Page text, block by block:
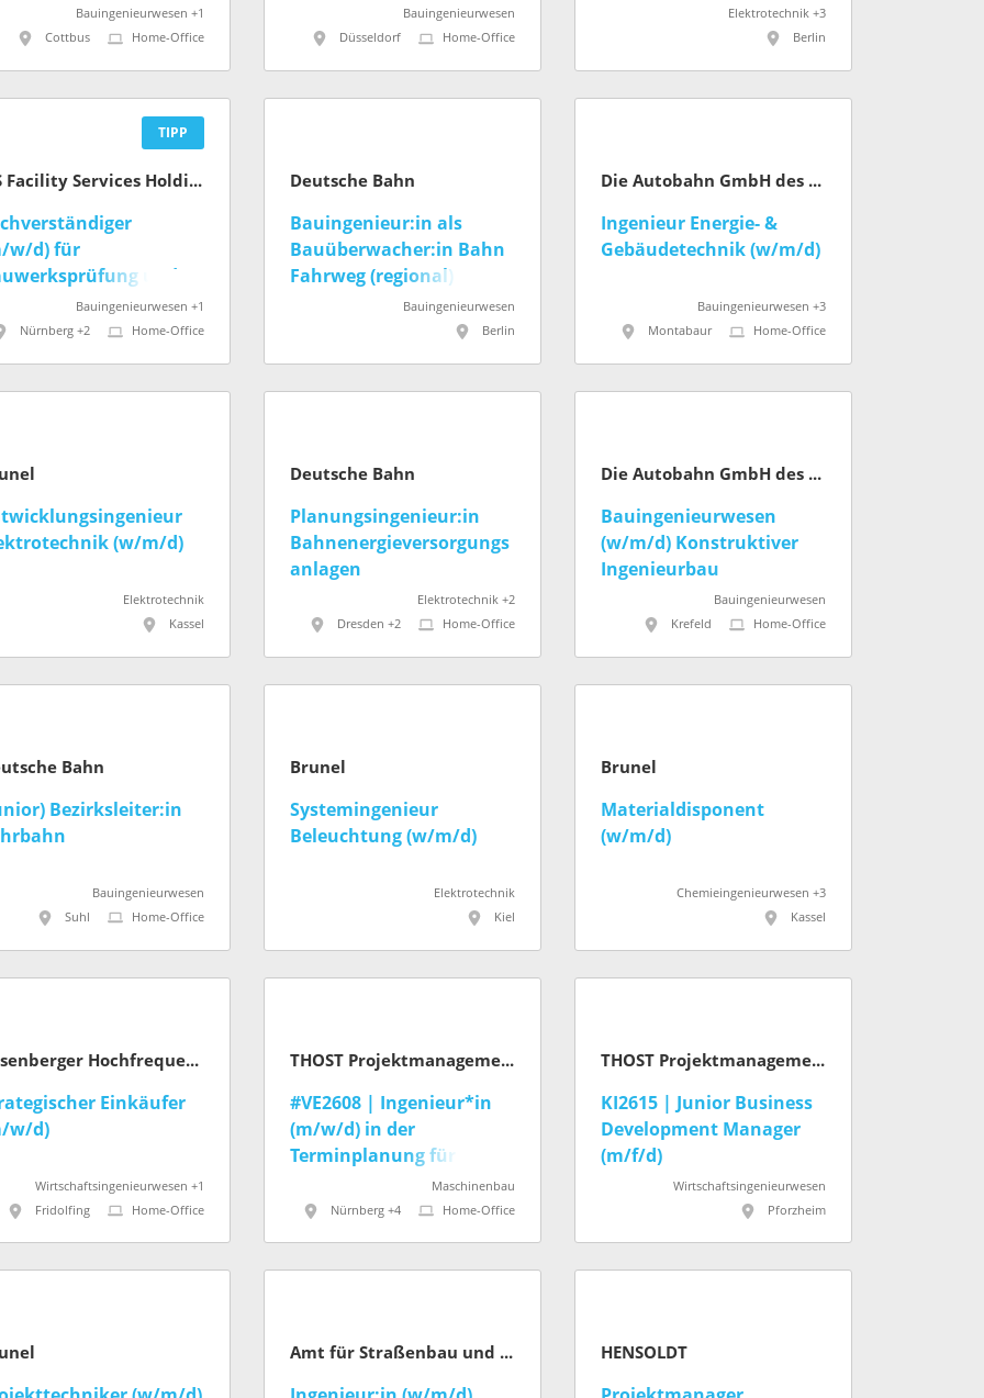
Bauingenieurwesen +1
Cottbus
Home-Office
und Ingenieurbauwerke,
Straßenbetrieb, Statistik
Bauingenieurwesen
Düsseldorf
Home-Office
Elektrotechnik für
Kultur­bauten des Bundes
Elektrotechnik +3
Berlin
TIPP
ISS Facility Services Holding GmbH
w/d) für
und -
Bauingenieurwesen +1
Nürnberg +2
Home-Office
Deutsche Bahn
Bauingenieur:in als
Bauüberwacher:in Bahn
Fahrweg (regional)
Bauingenieurwesen
Berlin
Die Autobahn GmbH des Bundes
Ingenieur Energie- &
Gebäudetechnik (w/m/d)
Bauingenieurwesen +3
Montabaur
Home-Office
(w/m/d)
Elektrotechnik
Kassel
Deutsche Bahn
Planungsingenieur:in
Bahnenergieversorgungs
anlagen
Elektrotechnik +2
Dresden +2
Home-Office
Die Autobahn GmbH des Bundes
Bauingenieurwesen
(w/m/d) Konstruktiver
Ingenieurbau
Bauingenieurwesen
Krefeld
Home-Office
Bahn
Bezirksleiter:in
Bauingenieurwesen
Suhl
Home-Office
Brunel
Systemingenieur
Beleuchtung (w/m/d)
Elektrotechnik
Kiel
Brunel
Materialdisponent
(w/m/d)
Chemieingenieurwesen +3
Kassel
Rosenberger Hochfrequenztechnik GmbH & Co. KG
Einkäufer
w/d)
Wirtschaftsingenieurwesen +1
Fridolfing
Home-Office
THOST Projektmanagement GmbH
#VE2608 | Ingenieur*in
(m/w/d) in der
Terminplanung für
Großprojekte im
Anlagenbau
Maschinenbau
Nürnberg +4
Home-Office
THOST Projektmanagement GmbH
KI2615 | Junior Business
Development Manager
(m/f/d)
Wirtschaftsingenieurwesen
Pforzheim
Amt für Straßenbau und Erschließung (Stadt Frankfurt am Main) HENSOLDT